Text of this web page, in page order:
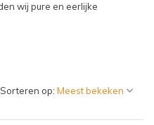
wij pure en eerlijke
Sorteren op: